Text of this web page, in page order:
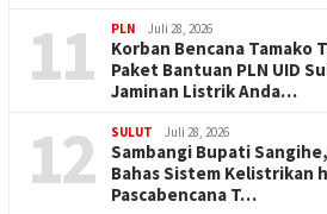
11 PLN Juli 28, 2026
Korban Bencana Tamako
Paket Bantuan PLN UID
Jaminan Listrik Anda…
12 SULUT Juli 28, 2026
Sambangi Bupati
Bahas Sistem Kelistrikan
Pascabencana T…